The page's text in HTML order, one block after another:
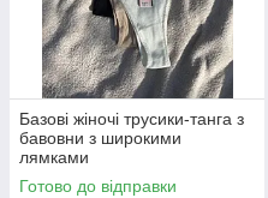
Базові жіночі трусики-танга з
бавовни з широкими
лямками
Готово до відправки